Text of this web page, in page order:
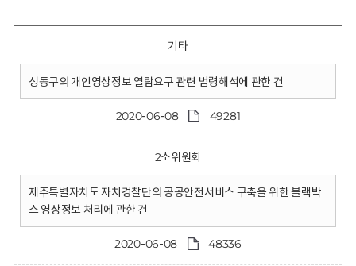
기타
성동구의 개인영상정보 열람요구 관련 법령해석에 관한 건
2020-06-08 49281
2소위원회
제주특별자치도 자치경찰단의 공공안전서비스 구축을 위한 블랙박
스 영상정보 처리에 관한 건
2020-06-08 48336